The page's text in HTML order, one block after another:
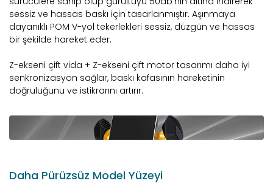
sessiz ve hassas baskı için tasarlanmıştır. Aşınmaya
dayanıklı POM V-yol tekerlekleri sessiz, düzgün ve hassas
bir şekilde hareket eder.
Z-ekseni çift vida + Z-ekseni çift motor tasarımı daha iyi
senkronizasyon sağlar, baskı kafasının hareketinin
doğruluğunu ve istikrarını artırır.
Daha Pürüzsüz Model Yüzeyi